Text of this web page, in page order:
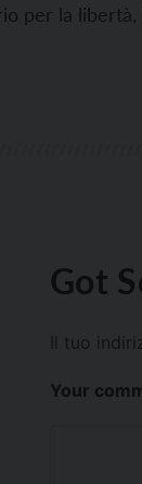
per la
Got
Il tuo
Your